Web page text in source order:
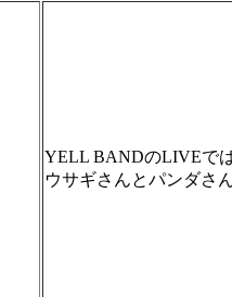
YELL BANDのLIVEで
ウサギさんとパンダさ